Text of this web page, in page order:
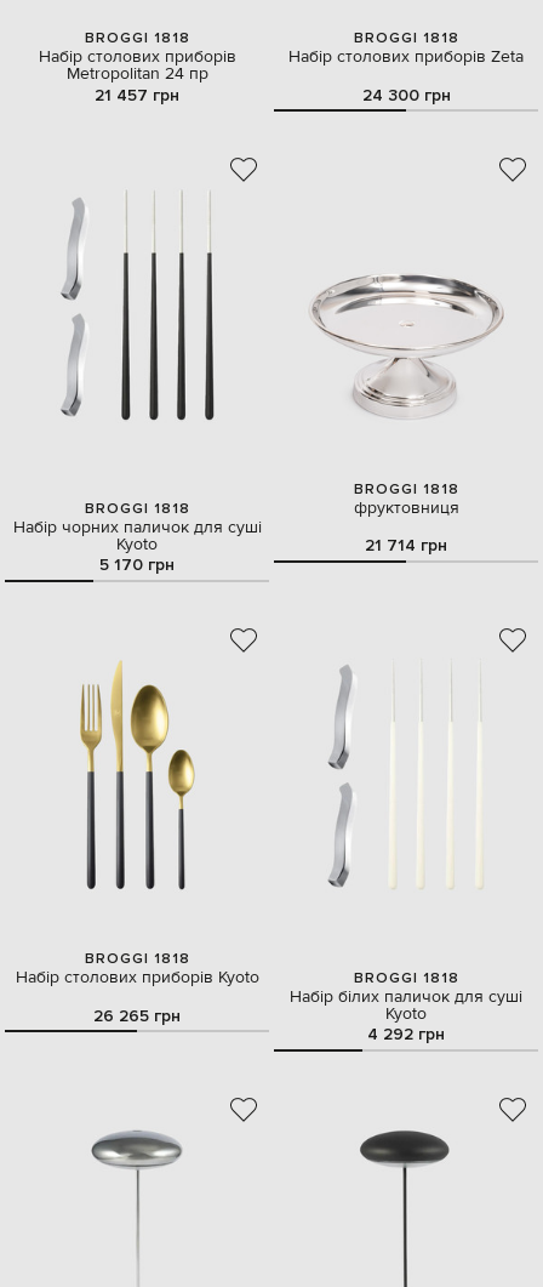
BROGGI 1818
Набір столових приборів
Metropolitan 24 пр
21 457 грн
BROGGI 1818
Набір столових приборів Zeta
24 300 грн
BROGGI 1818
Набір чорних паличок для суші
Kyoto
5 170 грн
BROGGI 1818
фруктовниця
21 714 грн
BROGGI 1818
Набір столових приборів Kyoto
26 265 грн
BROGGI 1818
Набір білих паличок для суші
Kyoto
4 292 грн